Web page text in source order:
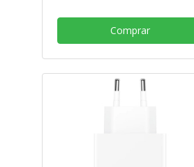
Comprar